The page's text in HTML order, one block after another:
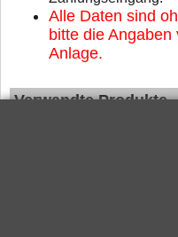
Alle Daten sind
bitte die
Anlage.
Verwandte Produkte